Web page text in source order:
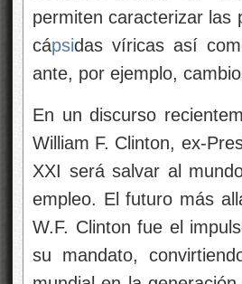
permiten caracterizar las
cápsidas víricas así
ante, por ejemplo,
En un discurso
William F. Clinton, ex-
XXI será salvar al
empleo. El futuro más
W.F. Clinton fue el
su mandato,